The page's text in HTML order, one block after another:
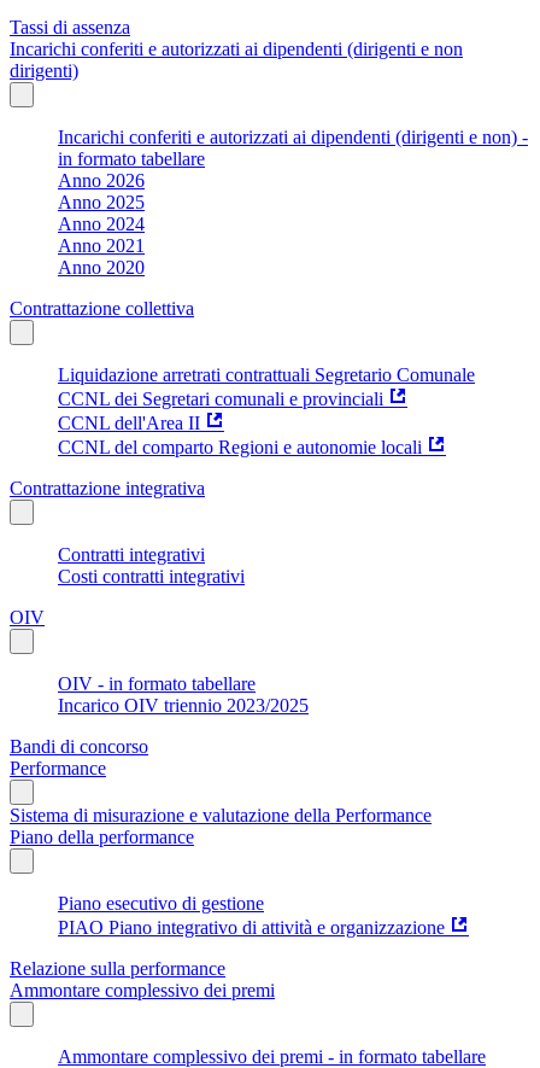
Tassi di assenza
Incarichi conferiti e autorizzati ai dipendenti (dirigenti e non
dirigenti)
Incarichi conferiti e autorizzati ai dipendenti (dirigenti e non) -
in formato tabellare
Anno 2026
Anno 2025
Anno 2024
Anno 2021
Anno 2020
Contrattazione collettiva
Liquidazione arretrati contrattuali Segretario Comunale
CCNL dei Segretari comunali e provinciali
CCNL dell'Area II
CCNL del comparto Regioni e autonomie locali
Contrattazione integrativa
Contratti integrativi
Costi contratti integrativi
OIV
OIV - in formato tabellare
Incarico OIV triennio 2023/2025
Bandi di concorso
Performance
Sistema di misurazione e valutazione della Performance
Piano della performance
Piano esecutivo di gestione
PIAO Piano integrativo di attività e organizzazione
Relazione sulla performance
Ammontare complessivo dei premi
Ammontare complessivo dei premi - in formato tabellare